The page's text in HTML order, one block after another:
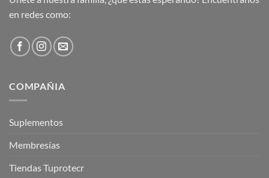
en redes como:
COMPAÑIA
Suplementos
Membresías
Tiendas Tuprotecr